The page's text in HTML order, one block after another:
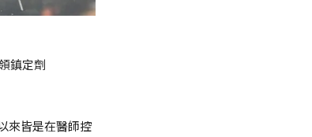
鎮定劑
來皆是在醫師控